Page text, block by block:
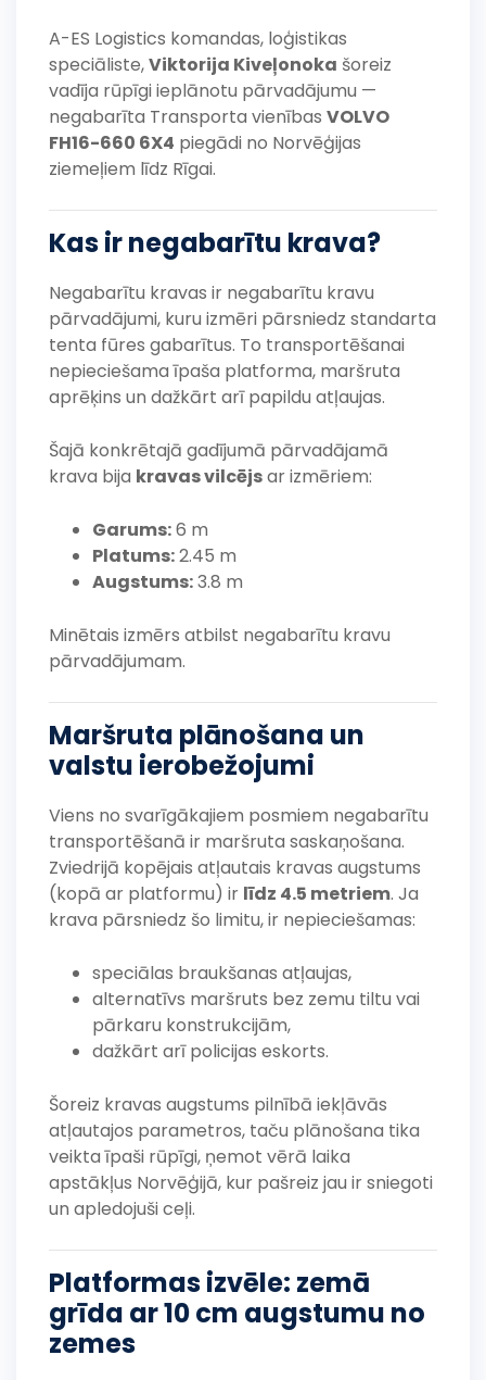
A-ES Logistics komandas, loģistikas
speciāliste,Viktorija Kiveļonoka šoreiz
vadīja rūpīgi ieplānotu pārvadājumu —
negabarīta Transporta vienības VOLVO
FH16-660 6X4 piegādi no Norvēģijas
ziemeļiem līdz Rīgai.
Kas ir negabarītu krava?
Negabarītu kravas ir negabarītu kravu
pārvadājumi, kuru izmēri pārsniedz standarta
tenta fūres gabarītus. To transportēšanai
nepieciešama īpaša platforma, maršruta
aprēķins un dažkārt arī papildu atļaujas.
Šajā konkrētajā gadījumā pārvadājamā
krava bija kravas vilcējsar izmēriem:
Garums:6 m
Platums:2.45 m
Augstums:3.8 m
Minētais izmērs atbilst negabarītu kravu
pārvadājumam.
Maršruta plānošana un
valstu ierobežojumi
Viens no svarīgākajiem posmiem negabarītu
transportēšanā ir maršruta saskaņošana.
Zviedrijā kopējais atļautais kravas augstums
(kopā ar platformu) ir līdz 4.5 metriem. Ja
krava pārsniedz šo limitu, ir nepieciešamas:
speciālas braukšanas atļaujas,
alternatīvs maršruts bez zemu tiltu vai
pārkaru konstrukcijām,
dažkārt arī policijas eskorts.
Šoreiz kravas augstums pilnībā iekļāvās
atļautajos parametros, taču plānošana tika
veikta īpaši rūpīgi, ņemot vērā laika
apstākļus Norvēģijā, kur pašreiz jau ir sniegoti
un apledojuši ceļi.
Platformas izvēle: zemā
grīda ar 10 cm augstumu no
zemes